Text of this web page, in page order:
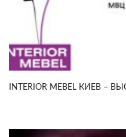
INTERIOR MEBEL КИЕВ –